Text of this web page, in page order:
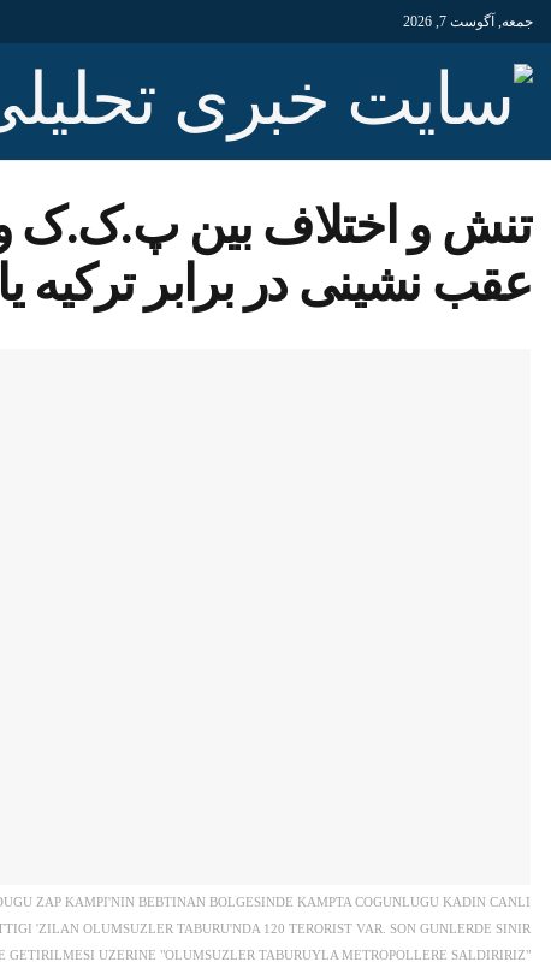
جمعه, آگوست 7, 2026
تنش و اختلاف بین پ.ک.ک
عقب نشینی در برابر ترکیه
ZAP KAMPI'NIN BEBTINAN BOLGESINDE KAMPTA COGUNLUGU KADIN CANLI
'ZILAN OLUMSUZLER TABURU'NDA 120 TERORIST VAR. SON GUNLERDE SINIR
UZERINE "OLUMSUZLER TABURUYLA METROPOLLERE SALDIRIRIZ"